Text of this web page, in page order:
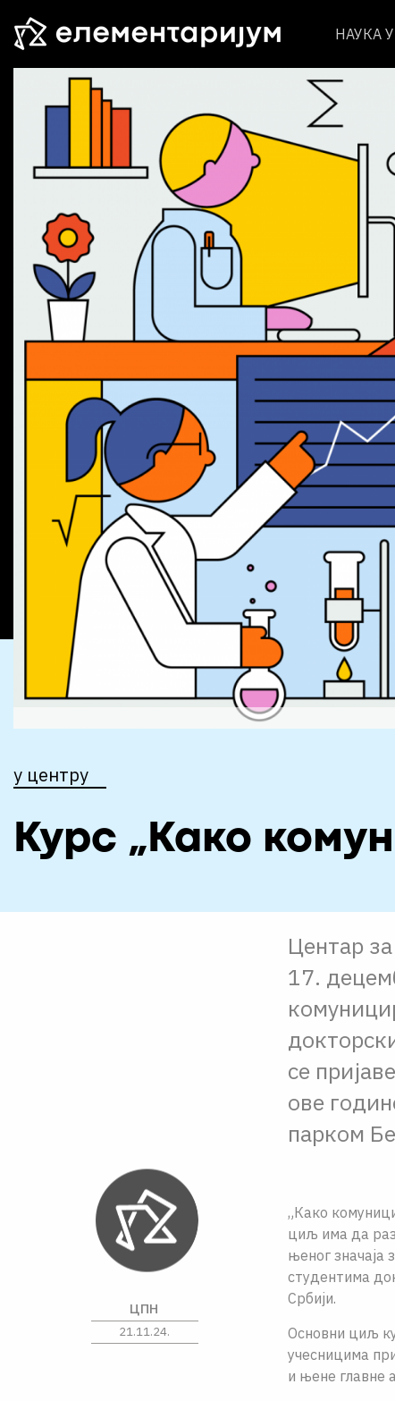
НАУКА
у центру
Курс „Како
Центар
17.
се
ове
парком
„Како
циљ има да
њеног значаја
студентима
Србији.
Основни циљ
учесницима
и њене главне
ЦПН
21.11.24.